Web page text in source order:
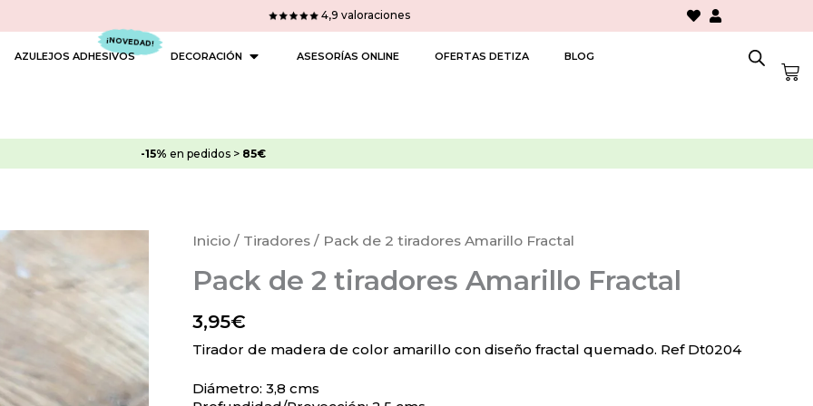
4,9 valoraciones
PINTURAS
AZULEJOS ADHESIVOS DECORACIÓN OPEN DECORACIÓN
ASESORÍAS ONLINE OFERTAS DETIZA BLOG
-15% en pedidos > 85€
Inicio / Tiradores / Pack de 2 tiradores Amarillo Fractal
Pack de 2 tiradores Amarillo Fractal
3,95€
Tirador de madera de color amarillo con diseño fractal quemado. Ref Dt0204
Diámetro: 3,8 cms
Pack
2
Amarillo
Fractal